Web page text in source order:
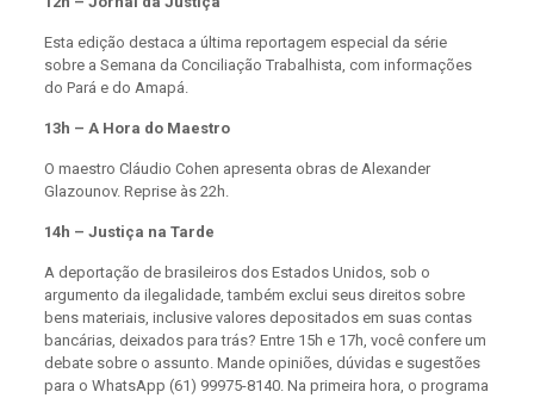
Esta edição destaca a última reportagem especial da série
sobre a Semana da Conciliação Trabalhista, com informações
do Pará e do Amapá.
13h – A Hora do Maestro
O maestro Cláudio Cohen apresenta obras de Alexander
Glazounov. Reprise às 22h.
14h – Justiça na Tarde
A deportação de brasileiros dos Estados Unidos, sob o
argumento da ilegalidade, também exclui seus direitos sobre
bens materiais, inclusive valores depositados em suas contas
bancárias, deixados para trás? Entre 15h e 17h, você confere um
debate sobre o assunto. Mande opiniões, dúvidas e sugestões
para o WhatsApp (61) 99975-8140. Na primeira hora, o programa